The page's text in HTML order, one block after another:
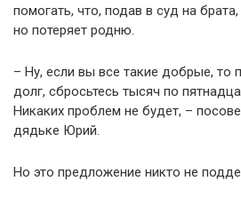
помогать, что, подав в суд на
но потеряет родню.
– Ну, если вы все такие добрые, то
долг, сбросьтесь тысяч по
Никаких проблем не будет, –
дядьке Юрий.
Но это предложение никто не